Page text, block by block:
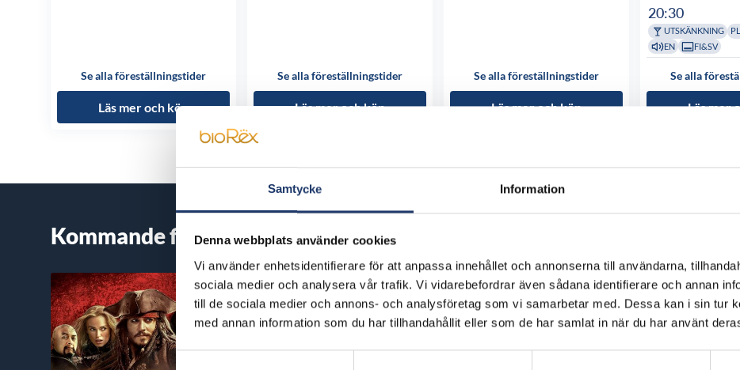
Samtycke Information
Denna webbplats använder cookies
Vi använder enhetsidentifierare för att anpassa innehållet och annonserna till användarna,
sociala medier och analysera vår trafik. Vi vidarebefordrar även sådana identifierare och annan
till de sociala medier och annons- och analysföretag som vi samarbetar med. Dessa kan i sin tur
med annan information som du har tillhandahållit eller som de har samlat in när du har använt
Se alla föreställningstider
Läs mer och köp
Se alla föreställningstider
Läs mer och köp
Se alla föreställningstider
Läs mer och köp
20:30
UTSKÄNKNING
EN
FI&SV
Se alla
Läs mer
Kommande filmer